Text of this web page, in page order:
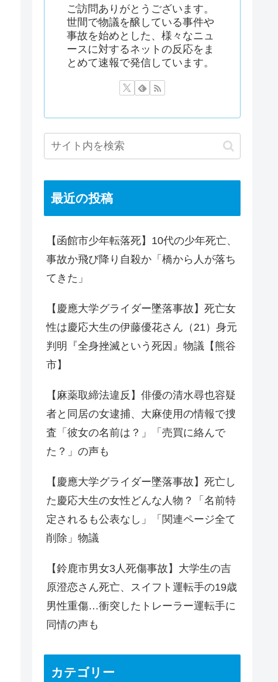
ご訪問ありがとうございます。
世間で物議を醸している事件や
事故を始めとした、様々なニュ
ースに対するネットの反応をま
とめて速報で発信しています。
最近の投稿
【函館市少年転落死】10代の少年死亡、
事故か飛び降り自殺か「橋から人が落ち
てきた」
【慶應大学グライダー墜落事故】死亡女
性は慶応大生の伊藤優花さん（21）身元
判明『全身挫滅という死因』物議【熊谷
市】
【麻薬取締法違反】俳優の清水尋也容疑
者と同居の女逮捕、大麻使用の情報で捜
査「彼女の名前は？」「売買に絡んで
た？」の声も
【慶應大学グライダー墜落事故】死亡し
た慶応大生の女性どんな人物？「名前特
定されるも公表なし」「関連ページ全て
削除」物議
【鈴鹿市男女3人死傷事故】大学生の吉
原澄恋さん死亡、スイフト運転手の19歳
男性重傷…衝突したトレーラー運転手に
同情の声も
カテゴリー